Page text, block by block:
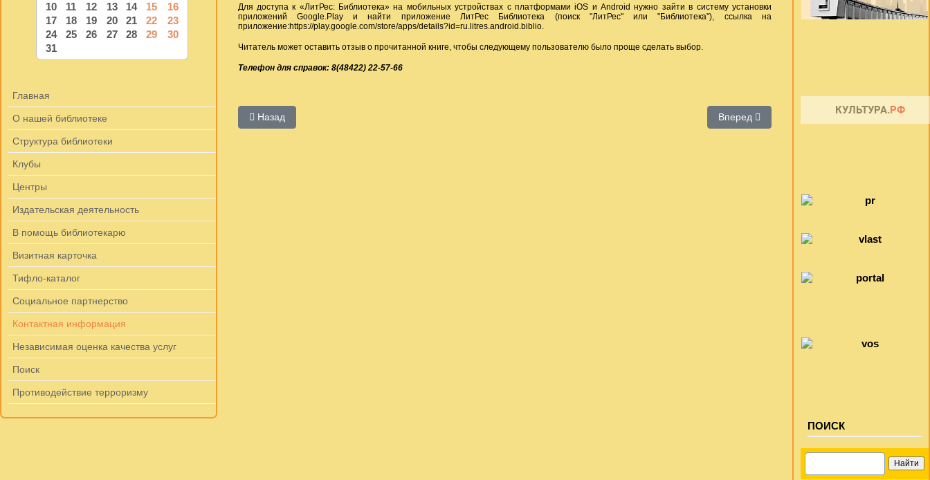
10
11 12 13 14 15
16
17
18 19 20 21 22
23
24
25 26 27 28 29
30
31
Главная
О нашей библиотеке
Структура библиотеки
Клубы
Центры
Издательская деятельность
В помощь библиотекарю
Визитная карточка
Тифло-каталог
Социальное партнерство
Контактная информация
Независимая оценка качества услуг
Поиск
Противодействие терроризму
Для доступа к «ЛитРес: Библиотека» на мобильных устройствах с платформами iOS и Android нужно зайти в систему установки
приложений Google.Play и найти приложение ЛитРес Библиотека (поиск "ЛитРес" или "Библиотека"), ссылка на
приложение:https://play.google.com/store/apps/details?id=ru.litres.android.biblio.
Читатель может оставить отзыв о прочитанной книге, чтобы следующему пользователю было проще сделать выбор.
Телефон для справок: 8(48422) 22-57-66
Предыдущий: Первая Интернациональная Онлайн-Библиотека для инвалидов по зрению «Логос»
Назад Следующий: Электронные библиотеки
Вперед
ПОИСК